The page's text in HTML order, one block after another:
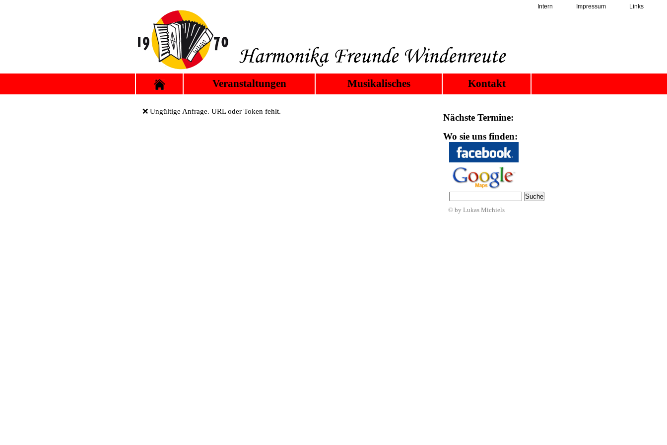
Intern Impressum Links
Veranstaltungen Musikalisches Kontakt
❌ Ungültige Anfrage. URL oder Token fehlt.
Nächste Termine:
Wo sie uns finden:
© by Lukas Michiels